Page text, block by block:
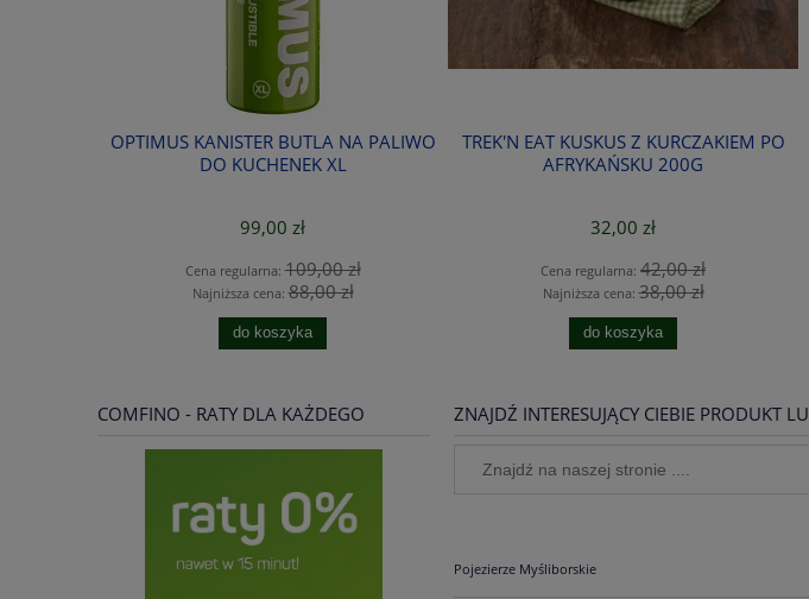
OPTIMUS KANISTER BUTLA NA PALIWO
DO KUCHENEK XL
99,00 zł
Cena regularna:109,00 zł
Najniższa cena:88,00 zł
do koszyka
TREK'N EAT KUSKUS Z KURCZAKIEM PO
AFRYKAŃSKU 200G
32,00 zł
Cena regularna: 42,00 zł
Najniższa cena:38,00 zł
do koszyka
COMFINO - RATY DLA KAŻDEGO ZNAJDŹ INTERESUJĄCY CIEBIE PRODUKT
Pojezierze Myśliborskie